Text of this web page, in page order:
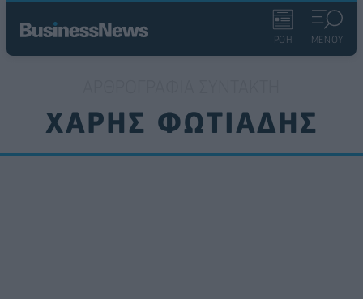
ΡΟΗ ΜΕΝΟΥ
ΧΆΡΗΣ ΦΩΤΙΆΔΗΣ